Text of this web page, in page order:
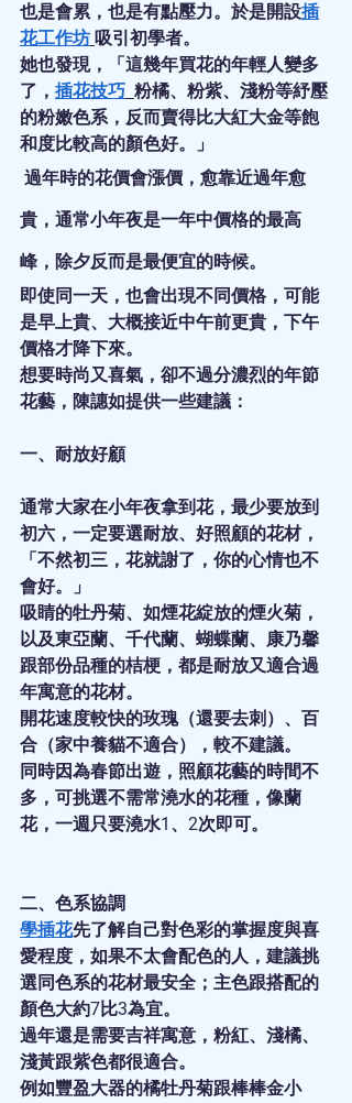
也是會累，也是有點壓力。於是開設插
花工作坊 吸引初學者。
她也發現，「這幾年買花的年輕人變多
了， 插花技巧 粉橘、粉紫、淺粉等紓壓
的粉嫩色系，反而賣得比大紅大金等飽
和度比較高的顏色好。」
貴，通常小年夜是一年中價格的最高
峰，除夕反而是最便宜的時候。
即使同一天，也會出現不同價格，可能
是早上貴、大概接近中午前更貴，下午
價格才降下來。
想要時尚又喜氣，卻不過分濃烈的年節
花藝，陳譓如提供一些建議：
一、耐放好顧
通常大家在小年夜拿到花，最少要放到
初六，一定要選耐放、好照顧的花材，
「不然初三，花就謝了，你的心情也不
會好。」
吸睛的牡丹菊、如煙花綻放的煙火菊，
以及東亞蘭、千代蘭、蝴蝶蘭、康乃馨
跟部份品種的桔梗，都是耐放又適合過
年寓意的花材。
開花速度較快的玫瑰（還要去刺）、百
合（家中養貓不適合），較不建議。
同時因為春節出遊，照顧花藝的時間不
多，可挑選不需常澆水的花種，像蘭
花，一週只要澆水1、2次即可。
二、色系協調
學插花先了解自己對色彩的掌握度與喜
愛程度，如果不太會配色的人，建議挑
選同色系的花材最安全；主色跟搭配的
顏色大約7比3為宜。
過年還是需要吉祥寓意，粉紅、淺橘、
淺黃跟紫色都很適合。
例如豐盈大器的橘牡丹菊跟棒棒金小